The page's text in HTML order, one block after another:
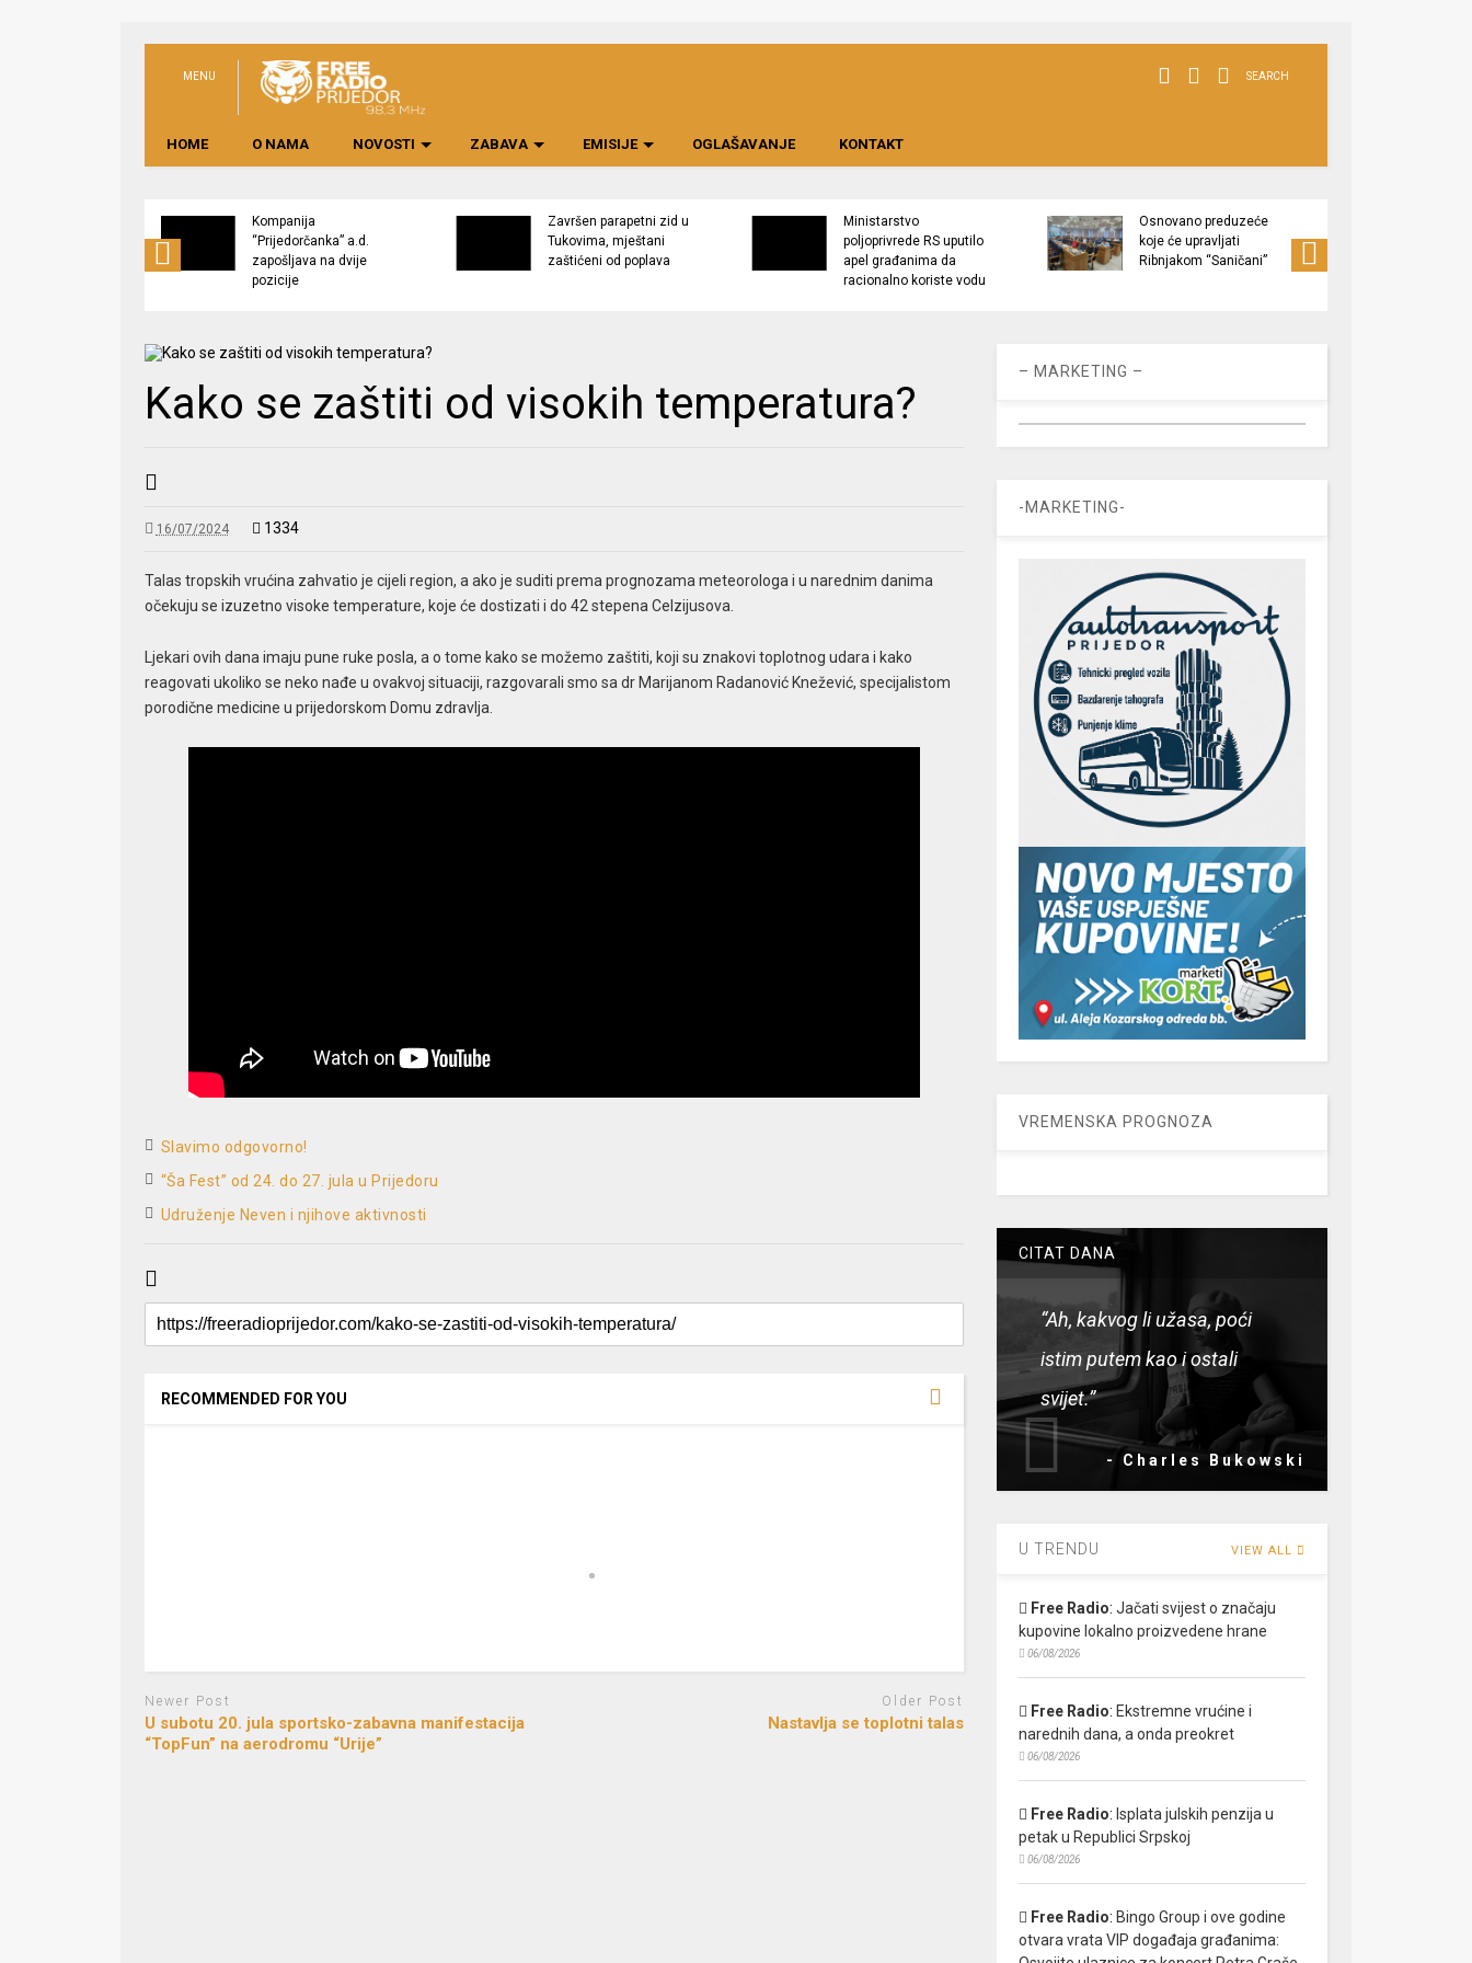
MENU SEARCH
HOME O NAMA NOVOSTI ZABAVA EMISIJE OGLAŠAVANJE KONTAKT
Kompanija
“Prijedorčanka” a.d.
zapošljava na dvije
pozicije
Završen parapetni zid u
Tukovima, mještani
zaštićeni od poplava
Ministarstvo
poljoprivrede RS uputilo
apel građanima da
racionalno koriste vodu
Osnovano preduzeće
koje će upravljati
Ribnjakom “Saničani”
Kako se zaštiti od visokih temperatura?
16/07/2024 1334
Talas tropskih vrućina zahvatio je cijeli region, a ako je suditi prema prognozama meteorologa i u narednim danima
očekuju se izuzetno visoke temperature, koje će dostizati i do 42 stepena Celzijusova.
Ljekari ovih dana imaju pune ruke posla, a o tome kako se možemo zaštiti, koji su znakovi toplotnog udara i kako
reagovati ukoliko se neko nađe u ovakvoj situaciji, razgovarali smo sa dr Marijanom Radanović Knežević, specijalistom
porodične medicine u prijedorskom Domu zdravlja.
Slavimo odgovorno!
“Ša Fest” od 24. do 27. jula u Prijedoru
Udruženje Neven i njihove aktivnosti
RECOMMENDED FOR YOU
Newer Post
U subotu 20. jula sportsko-zabavna manifestacija
“TopFun” na aerodromu “Urije”
Older Post
Nastavlja se toplotni talas
– MARKETING –
-MARKETING-
VREMENSKA PROGNOZA
CITAT DANA
“Ah, kakvog li užasa, poći
istim putem kao i ostali
svijet.”
- Charles Bukowski
U TRENDU VIEW ALL
Free Radio: Jačati svijest o značaju
kupovine lokalno proizvedene hrane
06/08/2026
Free Radio: Ekstremne vrućine i
narednih dana, a onda preokret
06/08/2026
Free Radio: Isplata julskih penzija u
petak u Republici Srpskoj
06/08/2026
Free Radio: Bingo Group i ove godine
otvara vrata VIP događaja građanima: